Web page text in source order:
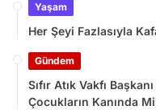
Yaşam
Her Şeyi Fazlasıyla
Gündem
Sıfır Atık Vakfı
Çocukların Kanında